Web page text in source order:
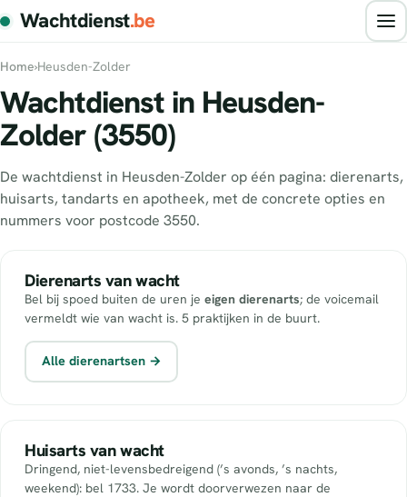
Wachtdienst.be
Home›Heusden-Zolder
Wachtdienst in Heusden-
Zolder (3550)
De wachtdienst in Heusden-Zolder op één pagina: dierenarts,
huisarts, tandarts en apotheek, met de concrete opties en
nummers voor postcode 3550.
Dierenarts van wacht
Bel bij spoed buiten de uren je eigen dierenarts; de voicemail
vermeldt wie van wacht is. 5 praktijken in de buurt.
Alle dierenartsen →
Huisarts van wacht
Dringend, niet-levensbedreigend (’s avonds, ’s nachts,
weekend): bel 1733. Je wordt doorverwezen naar de